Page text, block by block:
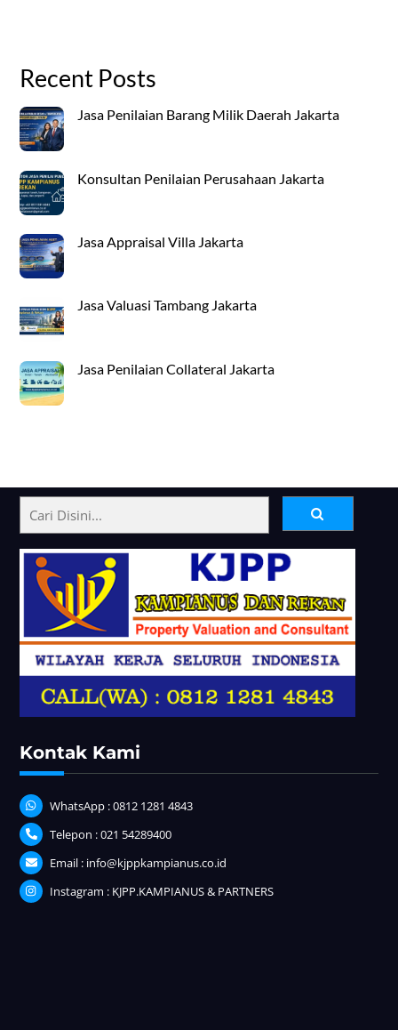
Recent Posts
Jasa Penilaian Barang Milik Daerah Jakarta
Konsultan Penilaian Perusahaan Jakarta
Jasa Appraisal Villa Jakarta
Jasa Valuasi Tambang Jakarta
Jasa Penilaian Collateral Jakarta
Back
To
Top
Kontak Kami
WhatsApp : 0812 1281 4843
Telepon : 021 54289400
Email : info@kjppkampianus.co.id
Instagram : KJPP.KAMPIANUS & PARTNERS